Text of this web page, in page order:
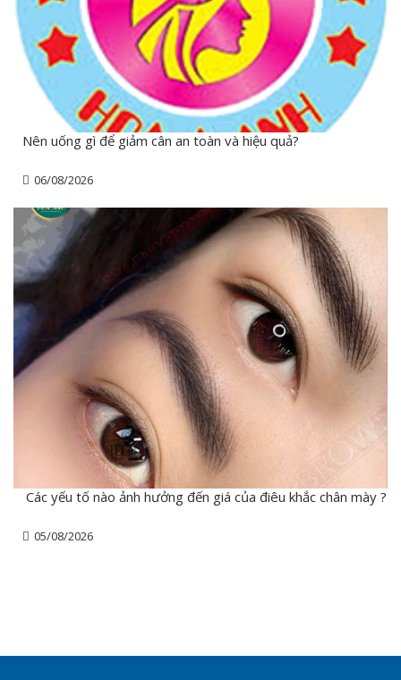
Nên uống gì để giảm cân an toàn và hiệu quả?
06/08/2026
Các yếu tố nào ảnh hưởng đến giá của điêu khắc chân mày ?
05/08/2026